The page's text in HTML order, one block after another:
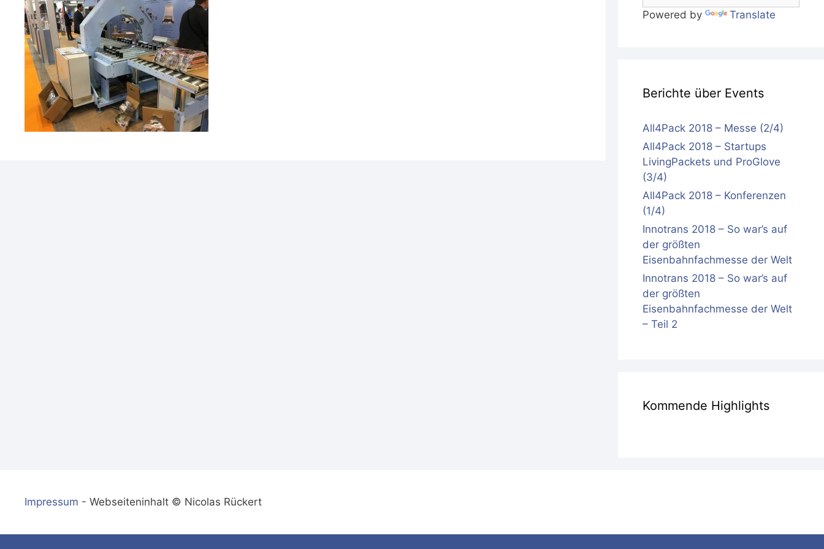
Powered by Translate
Berichte über Events
All4Pack 2018 – Messe (2/4)
All4Pack 2018 – Startups
LivingPackets und ProGlove
(3/4)
All4Pack 2018 – Konferenzen
(1/4)
Innotrans 2018 – So war’s auf
der größten
Eisenbahnfachmesse der Welt
Innotrans 2018 – So war’s auf
der größten
Eisenbahnfachmesse der Welt
– Teil 2
Kommende Highlights
Impressum - Webseiteninhalt © Nicolas Rückert